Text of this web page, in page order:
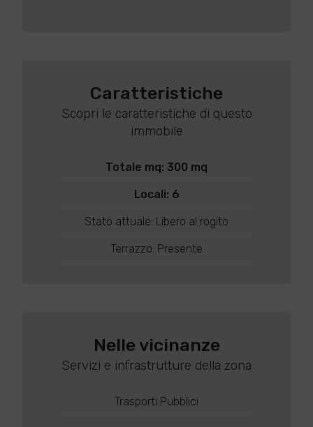
Caratteristiche
Scopri le caratteristiche di questo
immobile
Totale mq: 300 mq
Locali: 6
Stato attuale: Libero al rogito
Terrazzo: Presente
Nelle vicinanze
Servizi e infrastrutture della zona
Trasporti Pubblici